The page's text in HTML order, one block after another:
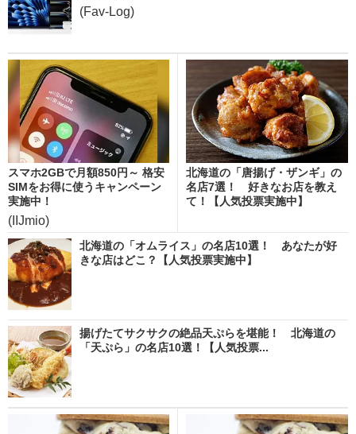
(Fav-Log)
スマホ2GBで月額850円～ 格安
SIMをお得に使うキャンペーン
実施中！
(IIJmio)
北海道の「唐揚げ・ザンギ」の
名店7選！ 好きなお店を教え
て！【人気投票実施中】
北海道の「オムライス」の名店10選！ あなたが好
きな店はどこ？【人気投票実施中】
揚げたてサクサクの絶品天ぷらを堪能！ 北海道の
「天ぷら」の名店10選！【人気投票...